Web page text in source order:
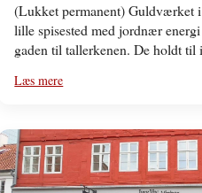
(Lukket permanent) Guldværket
lille spisested med jordnær
gaden til tallerkenen. De holdt
Læs mere